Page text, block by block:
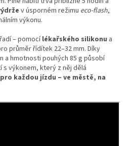
v úsporném režimu eco-flash,
výkonu.
– pomocílékařského silikonu a
průměr řídítek 22–32 mm. Díky
a hmotnosti pouhých 85 g působí
výkonem, který z něj dělá
každou jízdu – ve městě, na